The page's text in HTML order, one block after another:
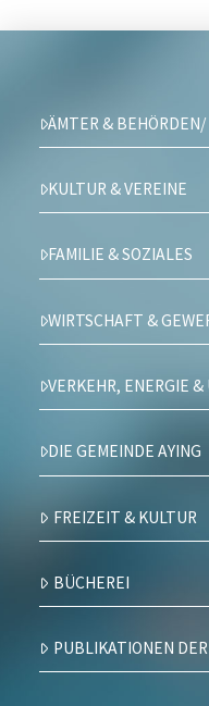
ÄMTER & BEHÖRDEN/
KULTUR & VEREINE
FAMILIE & SOZIALES
WIRTSCHAFT &
VERKEHR, ENERGIE &
DIE GEMEINDE AYING
FREIZEIT & KULTUR
BÜCHEREI
PUBLIKATIONEN